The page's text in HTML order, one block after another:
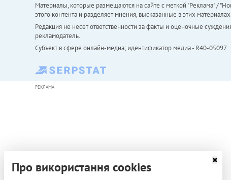
Материалы, которые размещаются на сайте с меткой "Реклама" /
этого контента и разделяет мнения, высказанные в этих материалах.
Редакция не несет ответственности за факты и оценочные
рекламодатель.
Субъект в сфере онлайн-медиа; идентификатор медиа - R40-05097
РЕКЛАМА
Про використання cookies